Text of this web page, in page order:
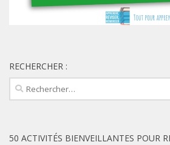
RECHERCHER :
Rechercher :
50 ACTIVITÉS BIENVEILLANTES POUR